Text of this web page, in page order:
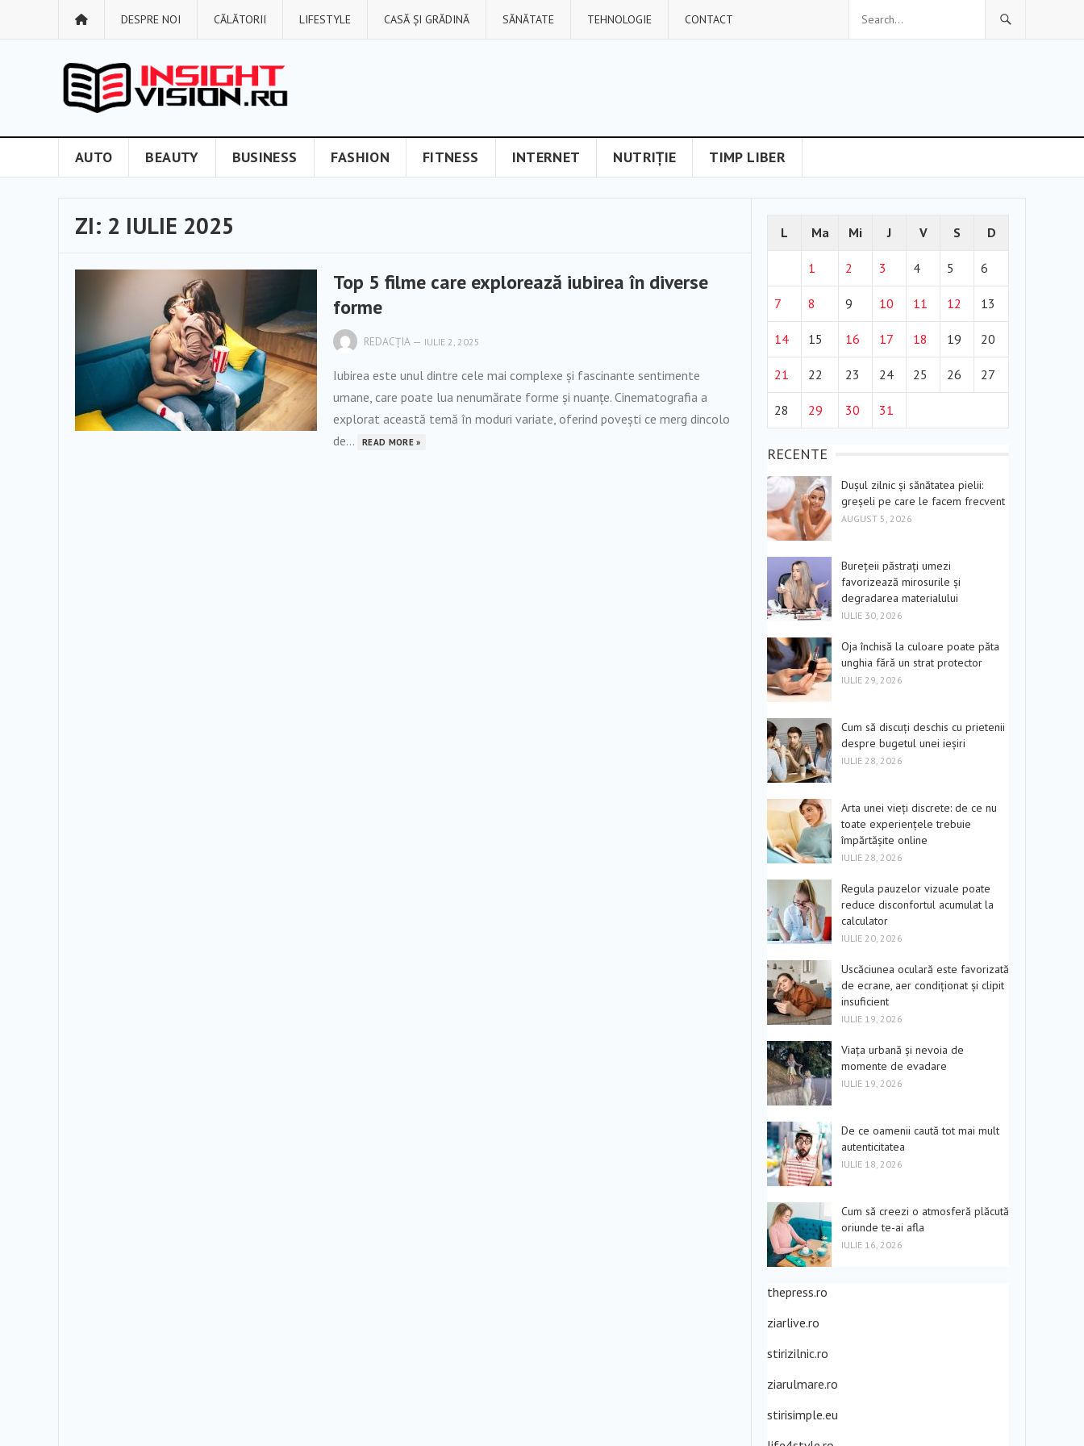
DESPRE NOI CĂLĂTORII LIFESTYLE CASĂ ȘI GRĂDINĂ SĂNĂTATE TEHNOLOGIE CONTACT
AUTO BEAUTY BUSINESS FASHION FITNESS INTERNET NUTRIȚIE TIMP LIBER
ZI: 2 IULIE 2025
Top 5 filme care explorează iubirea în diverse
forme
REDACȚIA— IULIE 2, 2025
Iubirea este unul dintre cele mai complexe și fascinante sentimente
umane, care poate lua nenumărate forme și nuanțe. Cinematografia a
explorat această temă în moduri variate, oferind povești ce merg dincolo
de...
READ MORE »
L Ma Mi J V S D
1 2 3 4 5 6
7 8 9 10 11 12 13
14 15 16 17 18 19 20
21 22 23 24 25 26 27
28 29 30 31
RECENTE
Dușul zilnic și sănătatea pielii:
greșeli pe care le facem frecvent
AUGUST 5, 2026
Burețeii păstrați umezi
favorizează mirosurile și
degradarea materialului
IULIE 30, 2026
Oja închisă la culoare poate păta
unghia fără un strat protector
IULIE 29, 2026
Cum să discuți deschis cu prietenii
despre bugetul unei ieșiri
IULIE 28, 2026
Arta unei vieți discrete: de ce nu
toate experiențele trebuie
împărtășite online
IULIE 28, 2026
Regula pauzelor vizuale poate
reduce disconfortul acumulat la
calculator
IULIE 20, 2026
Uscăciunea oculară este favorizată
de ecrane, aer condiționat și clipit
insuficient
IULIE 19, 2026
Viața urbană și nevoia de
momente de evadare
IULIE 19, 2026
De ce oamenii caută tot mai mult
autenticitatea
IULIE 18, 2026
Cum să creezi o atmosferă plăcută
oriunde te-ai afla
IULIE 16, 2026
thepress.ro
ziarlive.ro
stirizilnic.ro
ziarulmare.ro
stirisimple.eu